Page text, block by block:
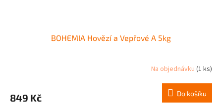
BOHEMIA Hovězí a Vepřové A 5kg
Na objednávku (1 ks)
849 Kč Do košíku